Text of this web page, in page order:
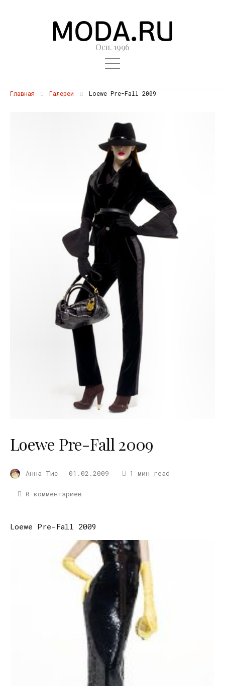
Осн. 1996
Главная Галереи Loewe Pre-Fall 2009
Loewe Pre-Fall 2009
Анна Тис 01.02.2009 1 мин read
0 комментариев
Loewe Pre-Fall 2009